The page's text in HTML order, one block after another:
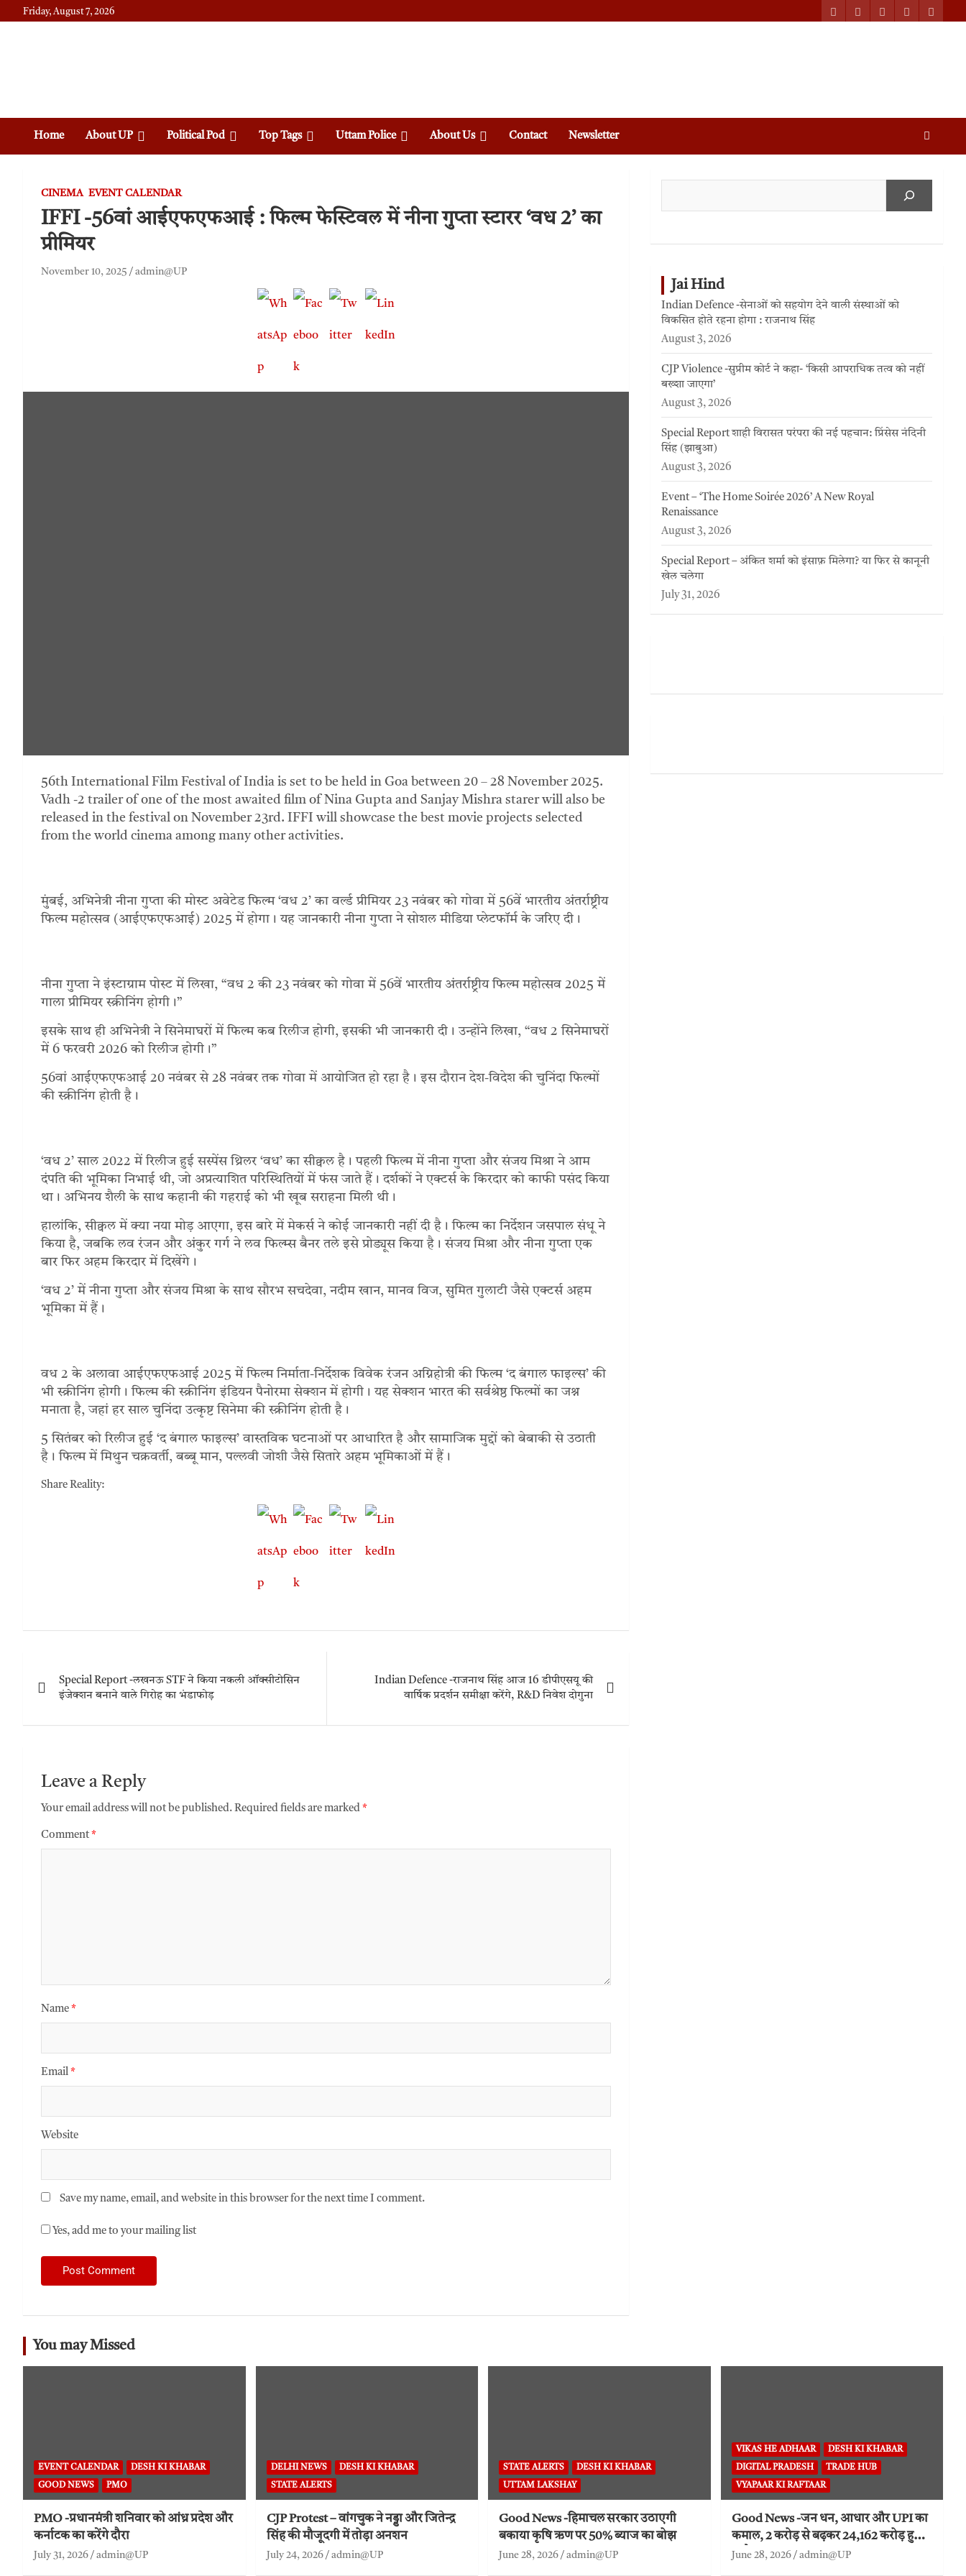
Friday, August 7, 2026
Home About UP Political Pod Top Tags Uttam Police About Us Contact Newsletter
CINEMA EVENT CALENDAR
IFFI -56वां आईएफएफआई : फिल्म फेस्टिवल में नीना गुप्ता स्टारर ‘वध 2’ का
प्रीमियर
November 10, 2025 admin@UP
56th International Film Festival of India is set to be held in Goa between 20 – 28 November 2025.
Vadh -2 trailer of one of the most awaited film of Nina Gupta and Sanjay Mishra starer will also be
released in the festival on November 23rd. IFFI will showcase the best movie projects selected
from the world cinema among many other activities.
मुंबई, अभिनेत्री नीना गुप्ता की मोस्ट अवेटेड फिल्म ‘वध 2’ का वर्ल्ड प्रीमियर 23 नवंबर को गोवा में 56वें भारतीय अंतर्राष्ट्रीय
फिल्म महोत्सव (आईएफएफआई) 2025 में होगा। यह जानकारी नीना गुप्ता ने सोशल मीडिया प्लेटफॉर्म के जरिए दी।
नीना गुप्ता ने इंस्टाग्राम पोस्ट में लिखा, “वध 2 की 23 नवंबर को गोवा में 56वें भारतीय अंतर्राष्ट्रीय फिल्म महोत्सव 2025 में
गाला प्रीमियर स्क्रीनिंग होगी।”
इसके साथ ही अभिनेत्री ने सिनेमाघरों में फिल्म कब रिलीज होगी, इसकी भी जानकारी दी। उन्होंने लिखा, “वध 2 सिनेमाघरों
में 6 फरवरी 2026 को रिलीज होगी।”
56वां आईएफएफआई 20 नवंबर से 28 नवंबर तक गोवा में आयोजित हो रहा है। इस दौरान देश-विदेश की चुनिंदा फिल्मों
की स्क्रीनिंग होती है।
‘वध 2’ साल 2022 में रिलीज हुई सस्पेंस थ्रिलर ‘वध’ का सीक्वल है। पहली फिल्म में नीना गुप्ता और संजय मिश्रा ने आम
दंपति की भूमिका निभाई थी, जो अप्रत्याशित परिस्थितियों में फंस जाते हैं। दर्शकों ने एक्टर्स के किरदार को काफी पसंद किया
था। अभिनय शैली के साथ कहानी की गहराई को भी खूब सराहना मिली थी।
हालांकि, सीक्वल में क्या नया मोड़ आएगा, इस बारे में मेकर्स ने कोई जानकारी नहीं दी है। फिल्म का निर्देशन जसपाल संधू ने
किया है, जबकि लव रंजन और अंकुर गर्ग ने लव फिल्म्स बैनर तले इसे प्रोड्यूस किया है। संजय मिश्रा और नीना गुप्ता एक
बार फिर अहम किरदार में दिखेंगे।
‘वध 2’ में नीना गुप्ता और संजय मिश्रा के साथ सौरभ सचदेवा, नदीम खान, मानव विज, सुमित गुलाटी जैसे एक्टर्स अहम
भूमिका में हैं।
वध 2 के अलावा आईएफएफआई 2025 में फिल्म निर्माता-निर्देशक विवेक रंजन अग्निहोत्री की फिल्म ‘द बंगाल फाइल्स’ की
भी स्क्रीनिंग होगी। फिल्म की स्क्रीनिंग इंडियन पैनोरमा सेक्शन में होगी। यह सेक्शन भारत की सर्वश्रेष्ठ फिल्मों का जश्न
मनाता है, जहां हर साल चुनिंदा उत्कृष्ट सिनेमा की स्क्रीनिंग होती है।
5 सितंबर को रिलीज हुई ‘द बंगाल फाइल्स’ वास्तविक घटनाओं पर आधारित है और सामाजिक मुद्दों को बेबाकी से उठाती
है। फिल्म में मिथुन चक्रवर्ती, बब्बू मान, पल्लवी जोशी जैसे सितारे अहम भूमिकाओं में हैं।
Share Reality:
Special Report -लखनऊ STF ने किया नकली ऑक्सीटोसिन
इंजेक्शन बनाने वाले गिरोह का भंडाफोड़
Indian Defence -राजनाथ सिंह आज 16 डीपीएसयू की
वार्षिक प्रदर्शन समीक्षा करेंगे, R&D निवेश दोगुना
Leave a Reply
Your email address will not be published. Required fields are marked *
Comment *
Name *
Email *
Website
Save my name, email, and website in this browser for the next time I comment.
Yes, add me to your mailing list
Jai Hind
Indian Defence -सेनाओं को सहयोग देने वाली संस्थाओं को
विकसित होते रहना होगा : राजनाथ सिंह
August 3, 2026
CJP Violence -सुप्रीम कोर्ट ने कहा- ‘किसी आपराधिक तत्व को नहीं
बख्शा जाएगा’
August 3, 2026
Special Report शाही विरासत परंपरा की नई पहचान: प्रिंसेस नंदिनी
सिंह (झाबुआ)
August 3, 2026
Event – ‘The Home Soirée 2026’ A New Royal
Renaissance
August 3, 2026
Special Report – अंकित शर्मा को इंसाफ़ मिलेगा? या फिर से कानूनी
खेल चलेगा
July 31, 2026
You may Missed
EVENT CALENDAR DESH KI KHABAR
GOOD NEWS PMO
PMO -प्रधानमंत्री शनिवार को आंध्र प्रदेश और
कर्नाटक का करेंगे दौरा
July 31, 2026 admin@UP
DELHI NEWS DESH KI KHABAR
STATE ALERTS
CJP Protest – वांगचुक ने नड्डा और जितेन्द्र
सिंह की मौजूदगी में तोड़ा अनशन
July 24, 2026 admin@UP
STATE ALERTS DESH KI KHABAR
UTTAM LAKSHAY
Good News -हिमाचल सरकार उठाएगी
बकाया कृषि ऋण पर 50% ब्याज का बोझ
June 28, 2026 admin@UP
VIKAS HE ADHAAR DESH KI KHABAR
DIGITAL PRADESH TRADE HUB
VYAPAAR KI RAFTAAR
Good News -जन धन, आधार और UPI का
कमाल, 2 करोड़ से बढ़कर 24,162 करोड़ हुआ
ट्रांजैक्शन
June 28, 2026 admin@UP